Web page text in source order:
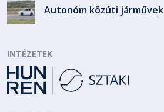
Autonóm közúti járművek
INTÉZETEK